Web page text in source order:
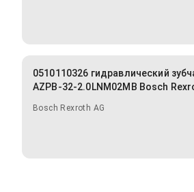
0510110326 гидравлический
AZPB-32-2.0LNM02MB Bosch
Bosch Rexroth AG